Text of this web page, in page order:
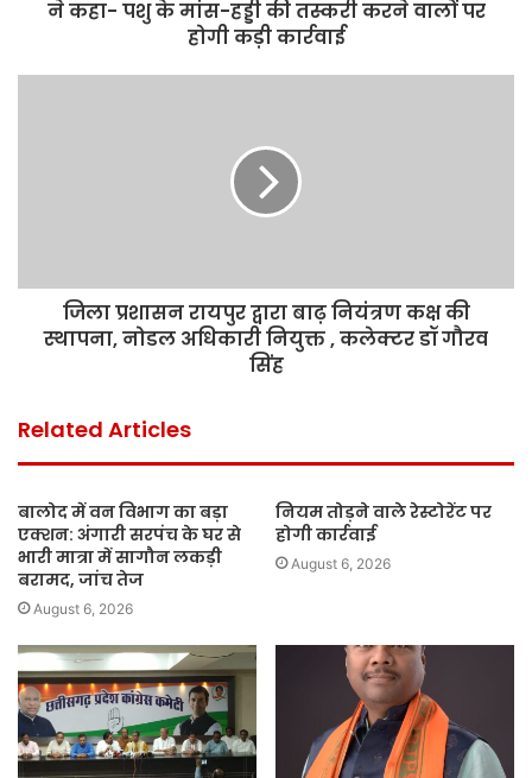
ने कहा- पशु के मांस-हड्डी की तस्करी करने वालों पर
होगी कड़ी कार्रवाई
जिला प्रशासन रायपुर द्वारा बाढ़ नियंत्रण कक्ष की
स्थापना, नोडल अधिकारी नियुक्त , कलेक्टर डॉ गौरव
सिंह
Related Articles
बालोद में वन विभाग का बड़ा
एक्शन: अंगारी सरपंच के घर से
भारी मात्रा में सागौन लकड़ी
बरामद, जांच तेज
August 6, 2026
नियम तोड़ने वाले रेस्टोरेंट पर
होगी कार्रवाई
August 6, 2026